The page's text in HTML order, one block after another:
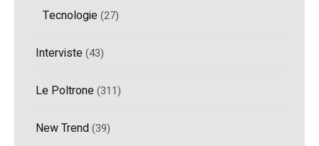
Tecnologie(27)
Interviste(43)
Le Poltrone(311)
New Trend(39)